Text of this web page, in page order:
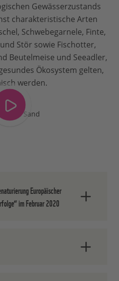
Gewässerzustands
charakteristische Arten
Schwebegarnele, Finte,
Stör sowie Fischotter,
Beutelmeise und Seeadler,
Ökosystem gelten,
werden.
Sand
Europäischer
im Februar 2020
Menschen, die sich